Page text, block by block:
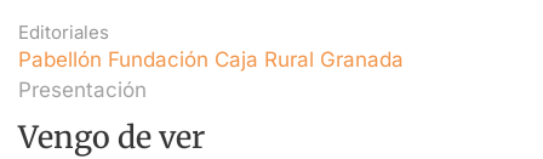
Editoriales
Pabellón Fundación Caja Rural Granada
Presentación
Vengo de ver